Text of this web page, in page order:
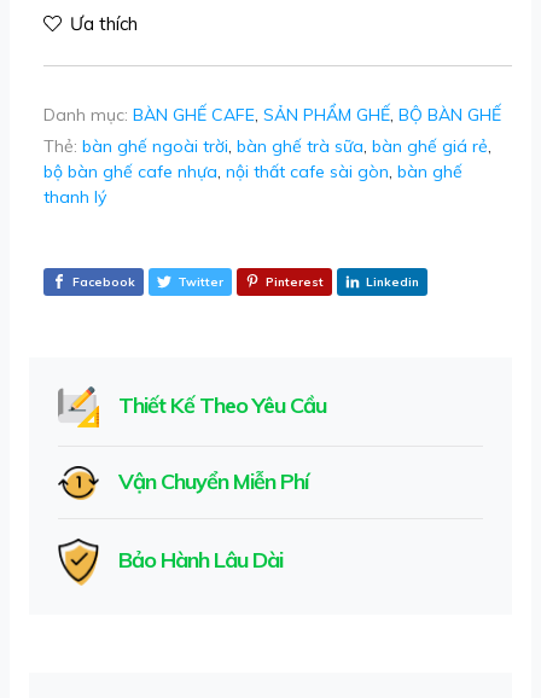
Ưa thích
Danh mục: BÀN GHẾ CAFE, SẢN PHẨM GHẾ, BỘ BÀN GHẾ
Thẻ: bàn ghế ngoài trời, bàn ghế trà sữa, bàn ghế giá rẻ,
bộ bàn ghế cafe nhựa, nội thất cafe sài gòn, bàn ghế
thanh lý
Facebook Twitter Pinterest Linkedin
Thiết Kế Theo Yêu Cầu
Vận Chuyển Miễn Phí
Bảo Hành Lâu Dài